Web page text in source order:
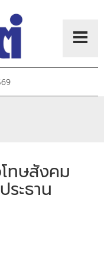
ทษสังคม
ะธาน